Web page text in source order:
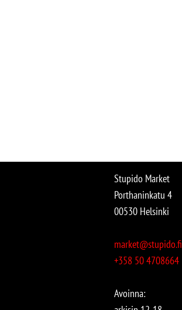
Stupido Market
Porthaninkatu 4
00530 Helsinki
market@stupido.fi
+358 50 4708664
Avoinna: